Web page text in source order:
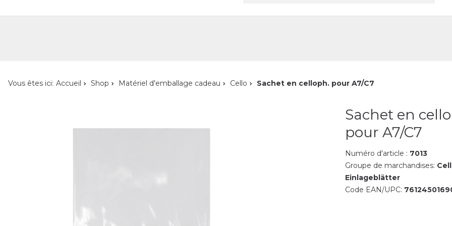
Vous êtes ici: Accueil Shop Matériel d'emballage cadeau Cello Sachet en celloph. pour A7/C7
Sachet en
pour A7/C7
Numéro d'article : 7013
Groupe de marchandises:
Einlageblätter
Code EAN/UPC: